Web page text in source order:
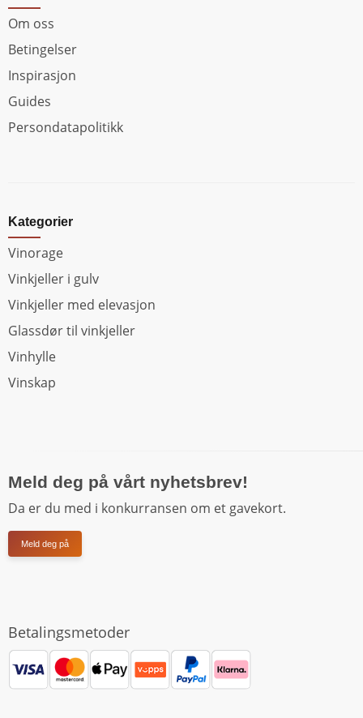
Om oss
Betingelser
Inspirasjon
Guides
Persondatapolitikk
Kategorier
Vinorage
Vinkjeller i gulv
Vinkjeller med elevasjon
Glassdør til vinkjeller
Vinhylle
Vinskap
Meld deg på vårt nyhetsbrev!
Da er du med i konkurransen om et gavekort.
Meld deg på
Betalingsmetoder